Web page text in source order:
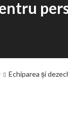
Echiparea și